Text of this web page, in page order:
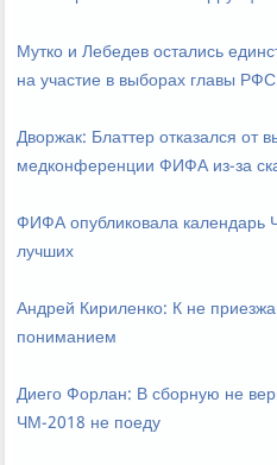
Мутко и Лебедев остались
на участие в выборах главы РФС
Дворжак: Блаттер отказался от
медконференции ФИФА из-за
ФИФА опубликовала календарь
лучших
Андрей Кириленко: К не
пониманием
Диего Форлан: В сборную не
ЧМ-2018 не поеду